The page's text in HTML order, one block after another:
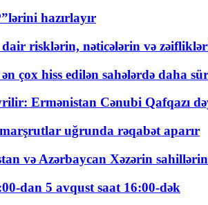
hazırlayır
dair risklərin, nəticələrin və
çox hiss edilən sahələrdə daha
Ermənistan Cənubi Qafqazı
uğrunda rəqabət aparır
və Azərbaycan Xəzərin
dan 5 avqust saat 16:00-dək